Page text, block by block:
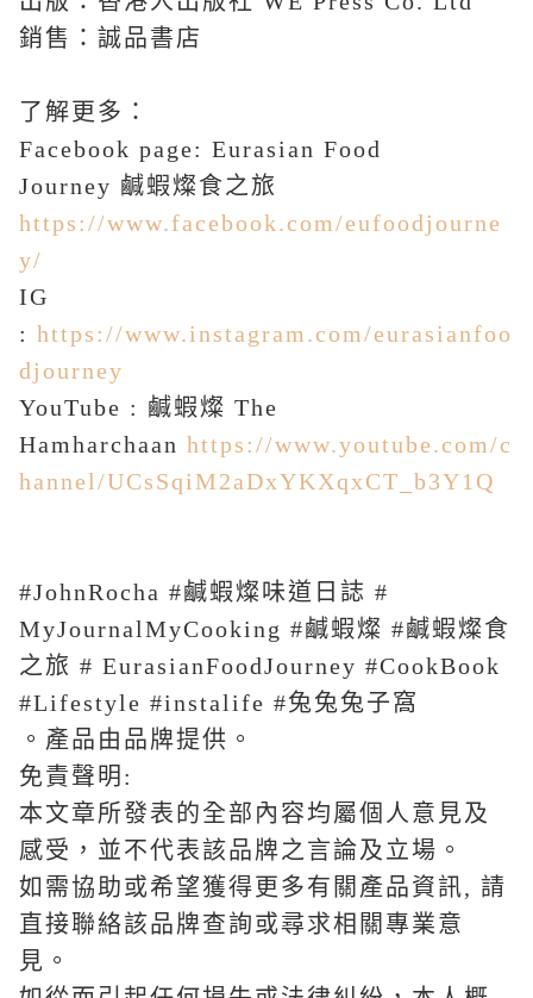
銷售：誠品書店
了解更多：
Facebook page: Eurasian Food
Journey 鹹蝦燦食之旅
https://www.facebook.com/eufoodjourne
y/
IG
: https://www.instagram.com/eurasianfoo
djourney
YouTube : 鹹蝦燦 The
Hamharchaan https://www.youtube.com/c
hannel/UCsSqiM2aDxYKXqxCT_b3Y1Q
#JohnRocha #鹹蝦燦味道日誌 #
MyJournalMyCooking #鹹蝦燦 #鹹蝦燦食
之旅 # EurasianFoodJourney #CookBook
#Lifestyle #instalife #兔兔兔子窩
。產品由品牌提供。
免責聲明 :
本文章所發表的全部內容均屬個人意見及
感受，並不代表該品牌之言論及立場。
如需協助或希望獲得更多有關產品資訊, 請
直接聯絡該品牌查詢或尋求相關專業意
見。